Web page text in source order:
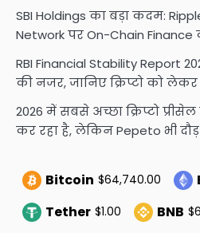
SBI Holdings का बड़ा कदम:
Network पर On-Chain Finance
RBI Financial Stability Report
की नजर, जानिए क्रिप्टो को लेकर
2026 में सबसे अच्छा क्रिप्टो प्रीसेल
कर रहा है, लेकिन Pepeto भी
Bitcoin $64,740.00
Tether $1.00 BNB